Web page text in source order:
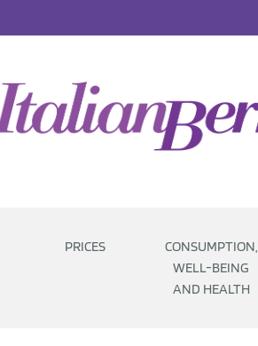
PRICES
CONSUMPTION,
WELL-BEING
AND HEALTH